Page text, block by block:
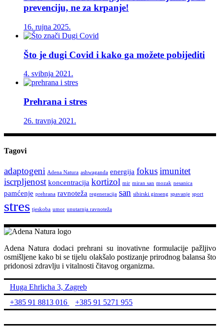
prevenciju, ne za krpanje!
16. rujna 2025.
Što je dugi Covid i kako ga možete pobijediti
4. svibnja 2021.
Prehrana i stres
26. travnja 2021.
Tagovi
adaptogeni Adena Natura ashwaganda energija fokusimunitet
iscrpljenost koncentracija kortizol mir miran san mozak nesanica
pamćenje prehrana ravnoteža regeneracija san sibirski ginseng spavanje sport
stres tjeskoba umor unutarnja ravnoteža
Adena Natura dodaci prehrani su inovativne formulacije pažljivo
osmišljene kako bi se tijelu olakšalo postizanje prirodnog balansa što
pridonosi zdravlju i vitalnosti čitavog organizma.
Huga Ehrlicha 3, Zagreb
+385 91 8813 016
+385 91 5271 955